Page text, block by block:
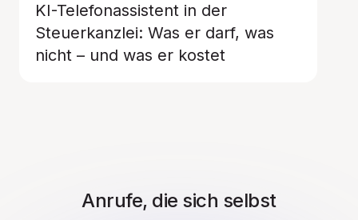
KI-Telefonassistent in der
Steuerkanzlei: Was er darf, was
nicht – und was er kostet
Anrufe, die sich selbst